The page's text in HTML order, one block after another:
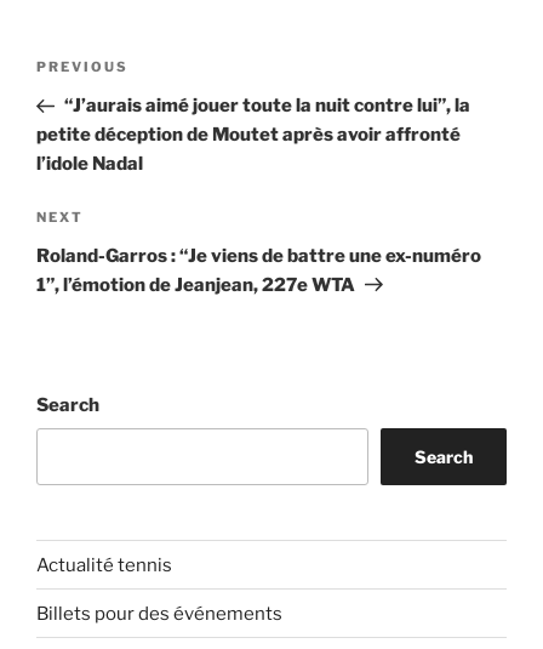
Previous
Post
PREVIOUS
“J’aurais aimé jouer toute la nuit contre lui”, la
petite déception de Moutet après avoir affronté
l’idole Nadal
Next
Post
NEXT
Roland-Garros : “Je viens de battre une ex-numéro
1”, l’émotion de Jeanjean, 227e WTA
Search
Search
Actualité tennis
Billets pour des événements